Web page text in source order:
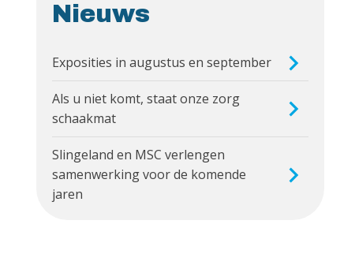
Nieuws
Exposities in augustus en september
Als u niet komt, staat onze zorg
schaakmat
Slingeland en MSC verlengen
samenwerking voor de komende
jaren